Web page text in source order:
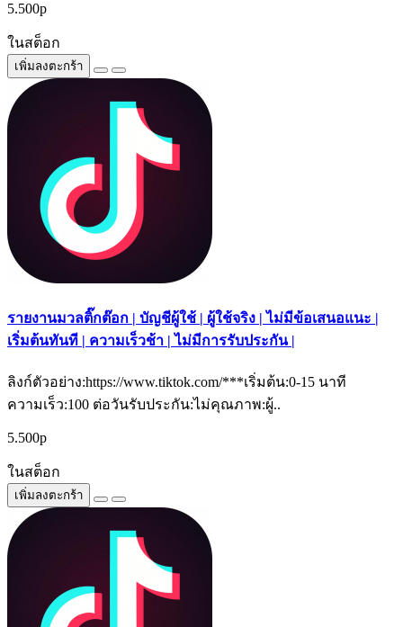
5.500р
ในสต็อก
เพิ่มลงตะกร้า
รายงานมวลติ๊กต๊อก | บัญชีผู้ใช้ | ผู้ใช้จริง | ไม่มีข้อเสนอแนะ |
เริ่มต้นทันที | ความเร็วช้า | ไม่มีการรับประกัน |
ลิงก์ตัวอย่าง:https://www.tiktok.com/***เริ่มต้น:0-15 นาที
ความเร็ว:100 ต่อวันรับประกัน:ไม่คุณภาพ:ผู้..
5.500р
ในสต็อก
เพิ่มลงตะกร้า